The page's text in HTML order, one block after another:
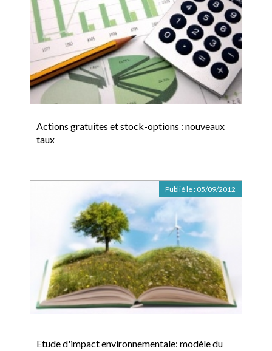
Actions gratuites et stock-options : nouveaux
taux
Etude d'impact environnementale: modèle du
Publié le : 05/09/2012